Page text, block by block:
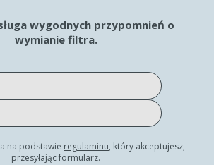
wygodnych przypomnień o
wymianie filtra.
na podstawie regulaminu, który akceptujesz,
przesyłając formularz.